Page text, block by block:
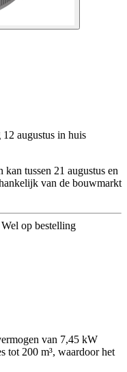
12 augustus in huis
tussen 21 augustus en
van de bouwmarkt
op bestelling
van 7,45 kW
tot 200 m³, waardoor het